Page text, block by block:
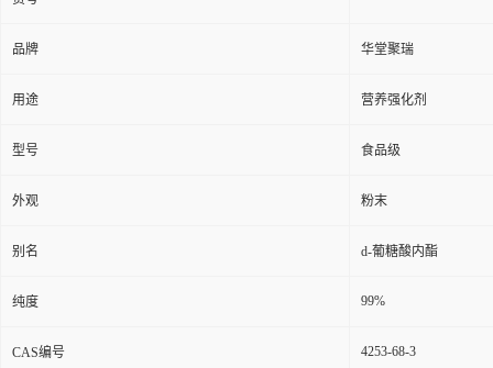
品牌 华堂聚瑞
用途 营养强化剂
型号 食品级
外观 粉末
别名 d-葡糖酸内酯
纯度 99%
CAS编号 4253-68-3